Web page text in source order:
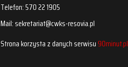
Telefon: 570 22 1905
Mail: sekretariat@cwks-resovia.pl
Strona korzysta z danych serwisu90minut.pl